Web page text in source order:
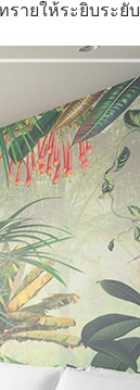
รายให้ระยิบระยับ